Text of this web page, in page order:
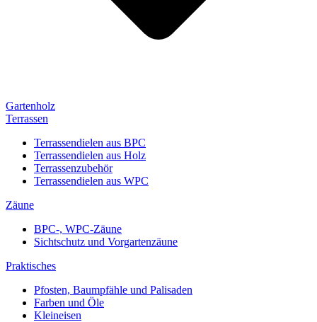
Gartenholz
Terrassen
Terrassendielen aus BPC
Terrassendielen aus Holz
Terrassenzubehör
Terrassendielen aus WPC
Zäune
BPC-, WPC-Zäune
Sichtschutz und Vorgartenzäune
Praktisches
Pfosten, Baumpfähle und Palisaden
Farben und Öle
Kleineisen